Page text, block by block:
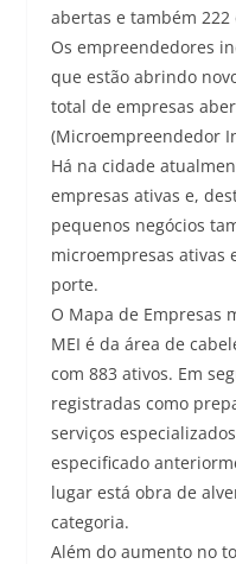
abertas e também 222
Os empreendedores
que estão abrindo
total de empresas
(Microempreendedor
Há na cidade
empresas ativas e,
pequenos negócios
microempresas ativas
porte.
O Mapa de Empresas
MEI é da área de
com 883 ativos. Em
registradas como
serviços
especificado
lugar está obra de
categoria.
Além do aumento no